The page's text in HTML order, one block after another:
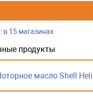
в 15 магазинах
продукты
масло Shell